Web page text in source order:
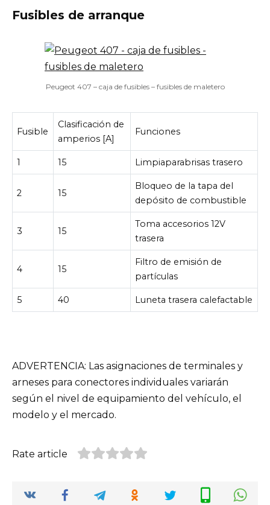
Fusibles de arranque
Peugeot 407 – caja de fusibles – fusibles de maletero
Fusible
Clasificación de
amperios [A]
Funciones
1 15 Limpiaparabrisas trasero
2 15
Bloqueo de la tapa del
depósito de combustible
3 15
Toma accesorios 12V
trasera
4 15
Filtro de emisión de
partículas
5 40 Luneta trasera calefactable
ADVERTENCIA: Las asignaciones de terminales y
arneses para conectores individuales variarán
según el nivel de equipamiento del vehículo, el
modelo y el mercado.
Rate article